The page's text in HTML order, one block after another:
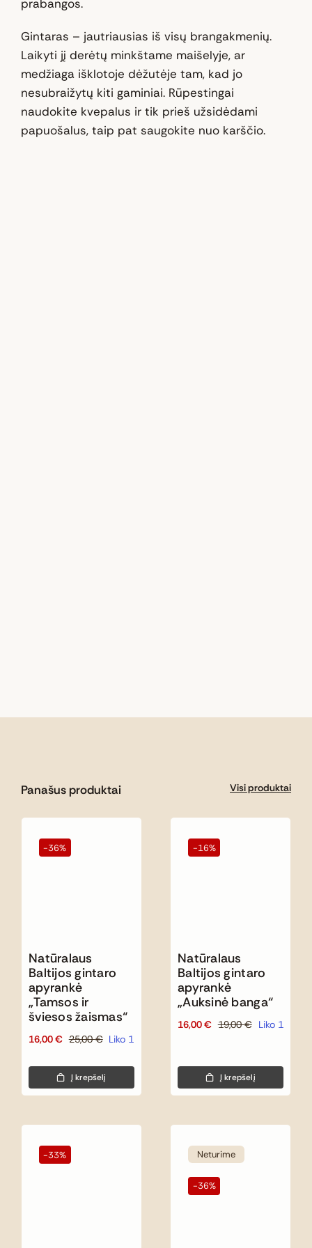
prabangos.
Gintaras – jautriausias iš visų brangakmenių.
Laikyti jį derėtų minkštame maišelyje, ar
medžiaga išklotoje dėžutėje tam, kad jo
nesubraižytų kiti gaminiai. Rūpestingai
naudokite kvepalus ir tik prieš užsidėdami
papuošalus, taip pat saugokite nuo karščio.
Panašus produktai Visi produktai
-36%
Natūralaus
Baltijos gintaro
apyrankė
„Tamsos ir
šviesos žaismas“
25,00€
Original
was:
25,00 €.
16,00€
Current
is:
16,00 €.
Liko 1
Į krepšelį
-16%
Natūralaus
Baltijos gintaro
apyrankė
„Auksinė banga“
19,00€
Original
19,00 €.
16,00€
Current
16,00 €.
Liko 1
Į krepšelį
-33% Neturime
-36%